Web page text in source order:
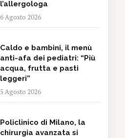
l’allergologa
6 Agosto 2026
Caldo e bambini, il menù
anti-afa dei pediatri: “Più
acqua, frutta e pasti
leggeri”
5 Agosto 2026
Policlinico di Milano, la
chirurgia avanzata si